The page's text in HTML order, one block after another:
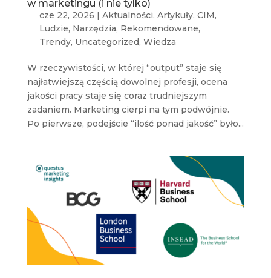
w marketingu (i nie tylko)
cze 22, 2026 Aktualności, Artykuły, CIM,
Ludzie, Narzędzia, Rekomendowane,
Trendy, Uncategorized, Wiedza
W rzeczywistości, w której “output” staje się
najłatwiejszą częścią dowolnej profesji, ocena
jakości pracy staje się coraz trudniejszym
zadaniem. Marketing cierpi na tym podwójnie.
Po pierwsze, podejście “ilość ponad jakość” było...